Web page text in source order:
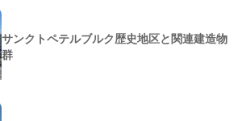
サンクトペテルブルク歴史地区と関連建造物
群